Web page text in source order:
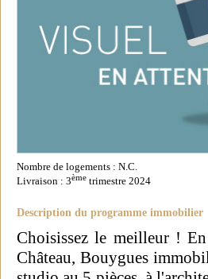
Nombre de logements : N.C.
Livraison : 3ème trimestre 2024
Description du programme immobilier
Choisissez le meilleur !
Château, Bouygues